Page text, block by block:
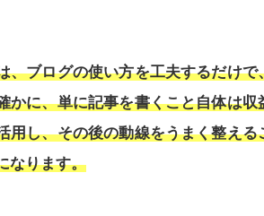
、ブログの使い方を工夫するだけ
かに、単に記事を書くこと自体は
用し、その後の動線をうまく整え
なります。